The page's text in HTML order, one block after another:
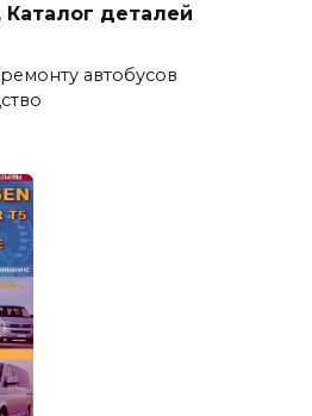
Каталог деталей
автобусов